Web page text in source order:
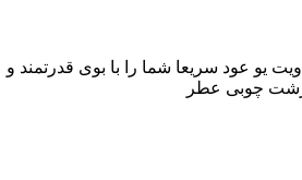
یو عود سریعا شما را با بوی قدرتمند و
چوبی عطر